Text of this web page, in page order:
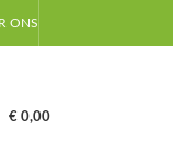
ONS
€ 0,00